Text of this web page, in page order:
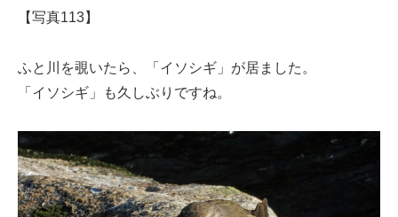
【写真113】
ふと川を覗いたら、「イソシギ」が居ました。
「イソシギ」も久しぶりですね。